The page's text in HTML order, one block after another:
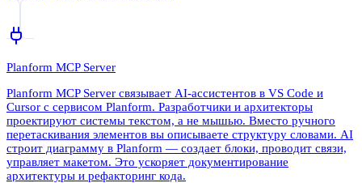
Planform MCP Server
Planform MCP Server связывает AI-ассистентов в VS Code и
Cursor с сервисом Planform. Разработчики и архитекторы
проектируют системы текстом, а не мышью. Вместо ручного
перетаскивания элементов вы описываете структуру словами. AI
строит диаграмму в Planform — создает блоки, проводит связи,
управляет макетом. Это ускоряет документирование
архитектуры и рефакторинг кода.